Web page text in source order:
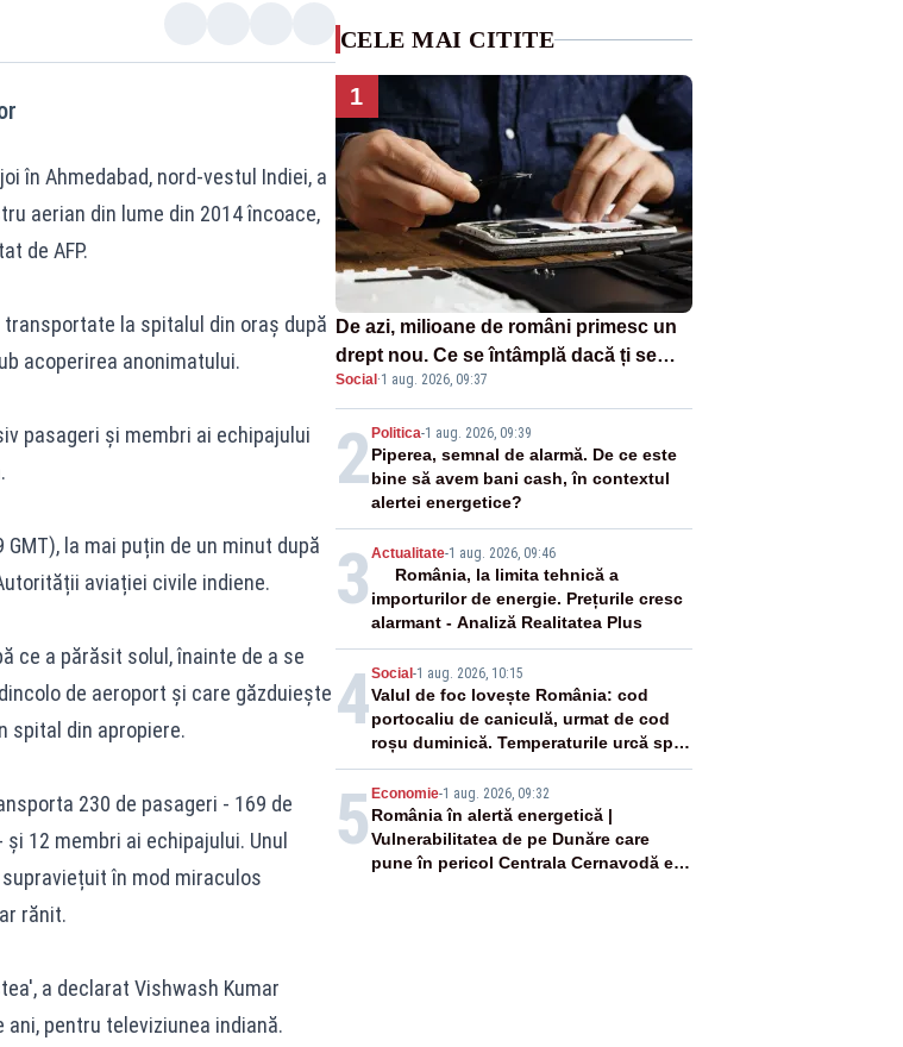
în Ahmedabad, nord-vestul Indiei, a
aerian din lume din 2014 încoace,
de AFP.
la spitalul din oraș după
acoperirea anonimatului.
pasageri și membri ai echipajului
la mai puțin de un minut după
aviației civile indiene.
ce a părăsit solul, înainte de a se
de aeroport și care găzduiește
spital din apropiere.
230 de pasageri - 169 de
12 membri ai echipajului. Unul
în mod miraculos
rănit.
a declarat Vishwash Kumar
pentru televiziunea indiană.
CELE MAI CITITE
1
De azi, milioane de români primesc un
drept nou. Ce se întâmplă dacă ți se
strică un produs
Social ·1 aug. 2026, 09:37
2 Politica-1 aug. 2026, 09:39
Piperea, semnal de alarmă. De ce este
bine să avem bani cash, în contextul
alertei energetice?
3 Actualitate-1 aug. 2026, 09:46
România, la limita tehnică a
importurilor de energie. Prețurile cresc
alarmant - Analiză Realitatea Plus
4Social -1 aug. 2026, 10:15
Valul de foc lovește România: cod
portocaliu de caniculă, urmat de cod
roșu duminică. Temperaturile urcă spre
40°C
5 Economie-1 aug. 2026, 09:32
România în alertă energetică |
Vulnerabilitatea de pe Dunăre care
pune în pericol Centrala Cernavodă era